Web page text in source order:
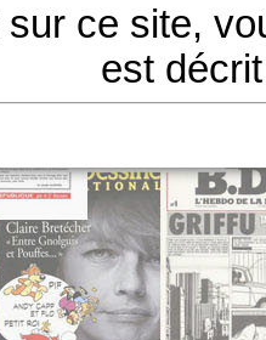
ce site,
est